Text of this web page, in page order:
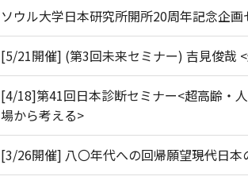
ソウル大学日本研究所開所20周年記念企
[5/21開催] (第3回未来セミナー) 吉見俊哉
[4/18]第41回日本診断セミナー<超高齢・
場から考える>
[3/26開催] 八〇年代への回帰願望――現代日